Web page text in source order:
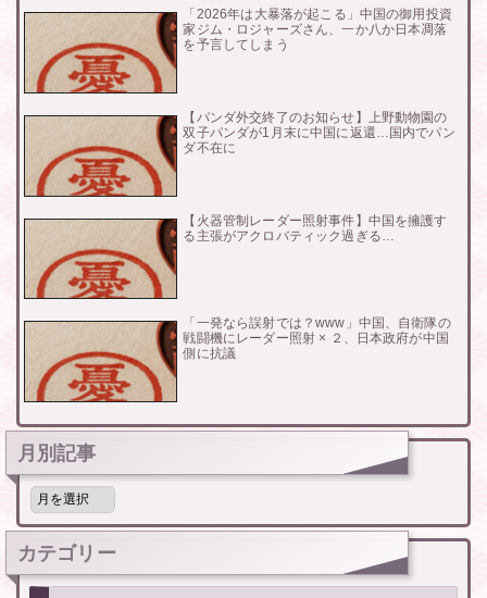
「2026年は大暴落が起こる」中国の御用投資
家ジム・ロジャーズさん、一か八か日本凋落
を予言してしまう
【パンダ外交終了のお知らせ】上野動物園の
双子パンダが1月末に中国に返還…国内でパン
ダ不在に
【火器管制レーダー照射事件】中国を擁護す
る主張がアクロバティック過ぎる…
「一発なら誤射では？www」中国、自衛隊の
戦闘機にレーダー照射 × ２、日本政府が中国
側に抗議
月別記事
月
記
事
カテゴリー